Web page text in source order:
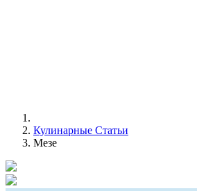
Кулинарные Статьи
Мезе